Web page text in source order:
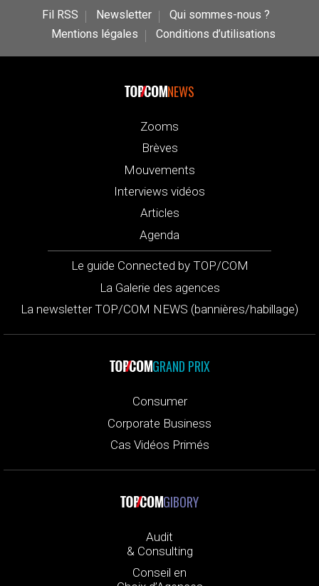
Fil RSS Newsletter
Qui sommes-nous ?
Mentions légales
Conditions d’utilisations
NEWS
Zooms
Brèves
Mouvements
Interviews vidéos
Articles
Agenda
Le guide Connected by TOP/COM
La Galerie des agences
La newsletter TOP/COM NEWS (bannières/habillage)
GRAND PRIX
Consumer
Corporate Business
Cas Vidéos Primés
GIBORY
Audit
& Consulting
Conseil en